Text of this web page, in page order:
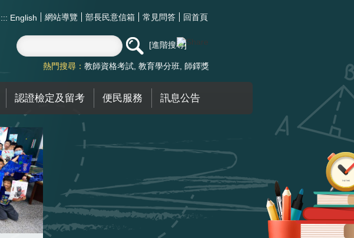
::: English 網站導覽 部長民意信箱 常見問答 回首頁
進階搜尋
熱門搜尋： 教師資格考試 教育學分班 師鐸獎
認證檢定及留考 便民服務 訊息公告